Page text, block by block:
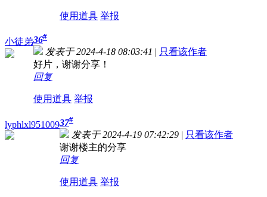
使用道具 举报
小徒弟36#
发表于 2024-4-18 08:03:41 | 只看该作者
好片，谢谢分享！
回复
使用道具 举报
lyphlxl95100937#
发表于 2024-4-19 07:42:29 | 只看该作者
谢谢楼主的分享
回复
使用道具 举报